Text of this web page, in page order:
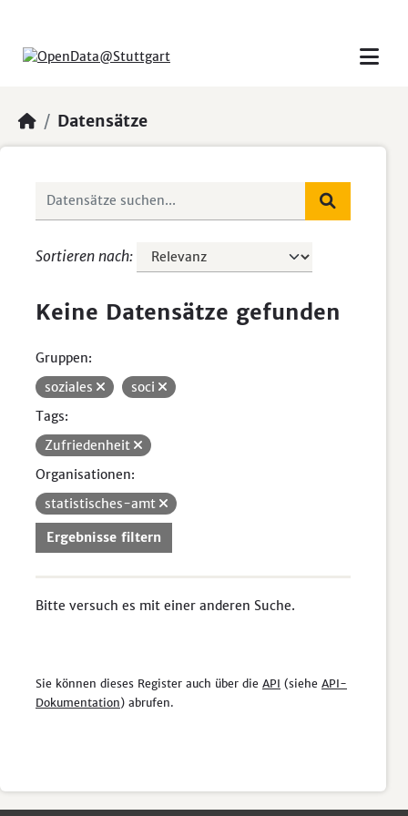
Datensätze
Sortieren nach
Keine Datensätze gefunden
Gruppen:
soziales
soci
Tags:
Zufriedenheit
Organisationen:
statistisches-amt
Ergebnisse filtern
Bitte versuch es mit einer anderen Suche.
Sie können dieses Register auch über die API (siehe API-
Dokumentation) abrufen.